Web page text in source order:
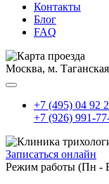
Контакты
Блог
FAQ
Москва, м. Таганская
+7 (495) 04 92
+7 (926) 991-
Записаться онлайн
Режим работы (Пн -